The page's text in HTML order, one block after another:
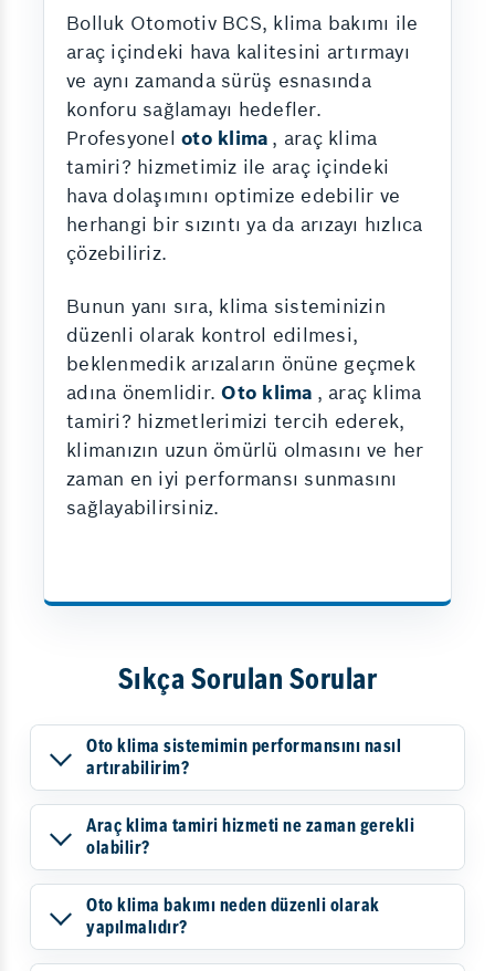
Bolluk Otomotiv BCS, klima bakımı ile
araç içindeki hava kalitesini artırmayı
ve aynı zamanda sürüş esnasında
konforu sağlamayı hedefler.
Profesyonel oto klima , araç klima
tamiri? hizmetimiz ile araç içindeki
hava dolaşımını optimize edebilir ve
herhangi bir sızıntı ya da arızayı hızlıca
çözebiliriz.
Bunun yanı sıra, klima sisteminizin
düzenli olarak kontrol edilmesi,
beklenmedik arızaların önüne geçmek
adına önemlidir.Oto klima , araç klima
tamiri? hizmetlerimizi tercih ederek,
klimanızın uzun ömürlü olmasını ve her
zaman en iyi performansı sunmasını
sağlayabilirsiniz.
Sıkça Sorulan Sorular
Oto klima sistemimin performansını nasıl
artırabilirim?
Araç klima tamiri hizmeti ne zaman gerekli
olabilir?
Oto klima bakımı neden düzenli olarak
yapılmalıdır?